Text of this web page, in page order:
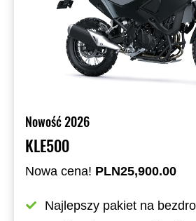
Nowość 2026
KLE500
Nowa cena! PLN25,900.00
Najlepszy pakiet na